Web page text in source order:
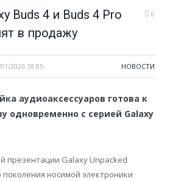
Buds 4 и Buds 4 Pro
в продажу
0
2026 18:05 НОВОСТИ
аудиоаксессуаров готова к
одновременно с серией Galaxy
презентации Galaxy Unpacked
поколения носимой электроники